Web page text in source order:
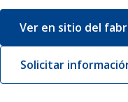
Ver en sitio del
Solicitar